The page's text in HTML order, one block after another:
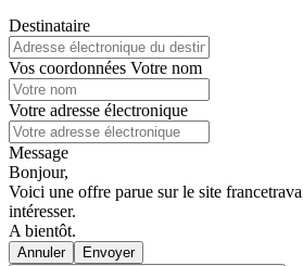
Destinataire
Vos coordonnées Votre nom
Votre adresse électronique
Message
Bonjour,
Voici une offre parue sur le site
intéresser.
A bientôt.
Annuler